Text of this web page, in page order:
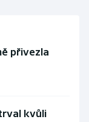
přivezla
kvůli